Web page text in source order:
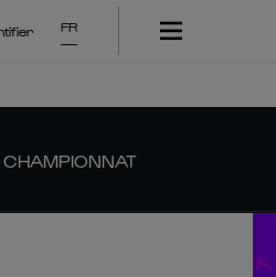
FR